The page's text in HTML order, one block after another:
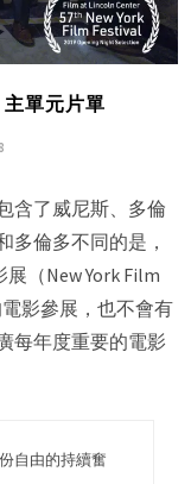
單元片單
含了威尼斯、多倫
多倫多不同的是，
（New York Film
影參展，也不會有
每年度重要的電影
自由的持續奮